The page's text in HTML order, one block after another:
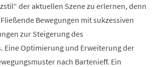
der aktuellen Szene zu erlernen, denn
Bewegungen mit sukzessiven
zur Steigerung des
Eine Optimierung und Erweiterung der
nach Bartenieff. Ein